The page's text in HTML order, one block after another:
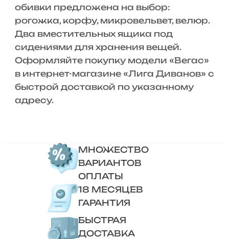
обивки предложена на выбор:
рогожка, корфу, микровельвет, велюр.
Два вместительных ящика под
сидениями для хранения вещей.
Оформляйте покупку модели «Вегас»
в интернет-магазине «Лига Диванов» с
быстрой доставкой по указанному
адресу.
МНОЖЕСТВО
ВАРИАНТОВ
ОПЛАТЫ
18 МЕСЯЦЕВ
ГАРАНТИЯ
БЫСТРАЯ
ДОСТАВКА